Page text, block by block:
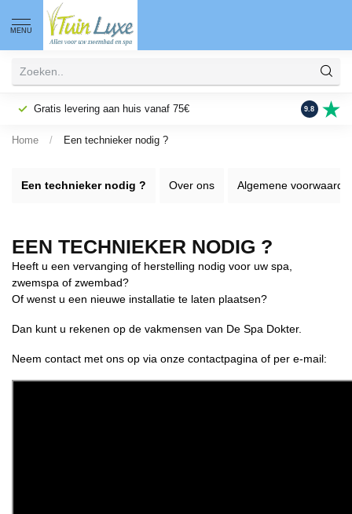
MENU
Gratis levering aan huis vanaf 75€ Fysieke
9.8
Home / Een technieker nodig ?
Een technieker nodig ? Over ons Algemene
EEN TECHNIEKER NODIG ?
Heeft u een vervanging of herstelling nodig voor uw spa,
zwemspa of zwembad?
Of wenst u een nieuwe installatie te laten plaatsen?
Dan kunt u rekenen op de vakmensen van De Spa Dokter.
Neem contact met ons op via onze contactpagina of per e-mail: